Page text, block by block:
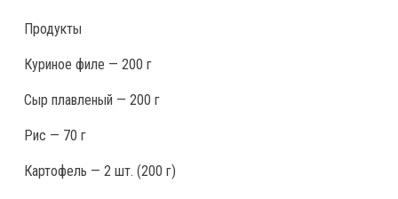
Продукты
Куриное филе — 200 г
Сыр плавленый — 200 г
Рис — 70 г
Картофель — 2 шт. (200 г)